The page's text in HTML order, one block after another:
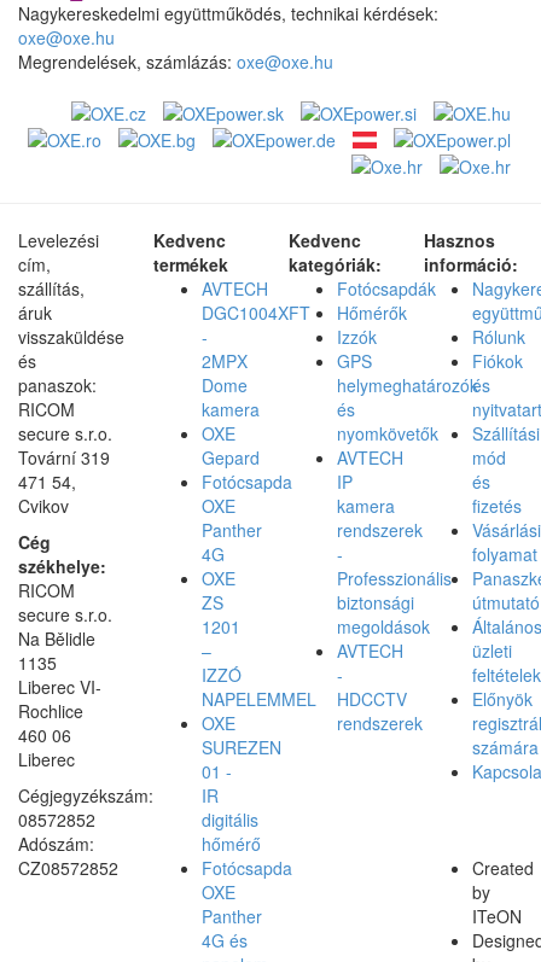
Nagykereskedelmi együttműködés, technikai kérdések:
oxe@oxe.hu
Megrendelések, számlázás: oxe@oxe.hu
Levelezési
cím,
szállítás,
áruk
visszaküldése
és
panaszok:
RICOM
secure s.r.o.
Tovární 319
471 54,
Cvikov
Cég
székhelye:
RICOM
secure s.r.o.
Na Bělidle
1135
Liberec VI-
Rochlice
460 06
Liberec
Cégjegyzékszám:
08572852
Adószám:
CZ08572852
Kedvenc
termékek
AVTECH
DGC1004XFT
-
2MPX
Dome
kamera
OXE
Gepard
Fotócsapda
OXE
Panther
4G
OXE
ZS
1201
–
IZZÓ
NAPELEMMEL
OXE
SUREZEN
01 -
IR
digitális
hőmérő
Fotócsapda
OXE
Panther
4G és
Kedvenc
kategóriák:
Fotócsapdák
Hőmérők
Izzók
GPS
helymeghatározók
és
nyomkövetők
AVTECH
IP
kamera
rendszerek
-
Professzionális
biztonsági
megoldások
AVTECH
-
HDCCTV
rendszerek
Hasznos
információ:
Rólunk
Fiókok
és
Szállítási
mód
és
fizetés
Vásárlási
folyamat
útmutató
Általános
üzleti
feltételek
Előnyök
számára
Created
by
ITeON